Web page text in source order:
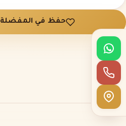
حفظ في المفضلة